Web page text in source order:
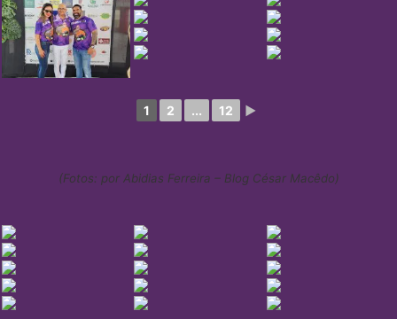
1 2 ... 12 ►
(Fotos: por Abidias Ferreira – Blog César Macêdo)